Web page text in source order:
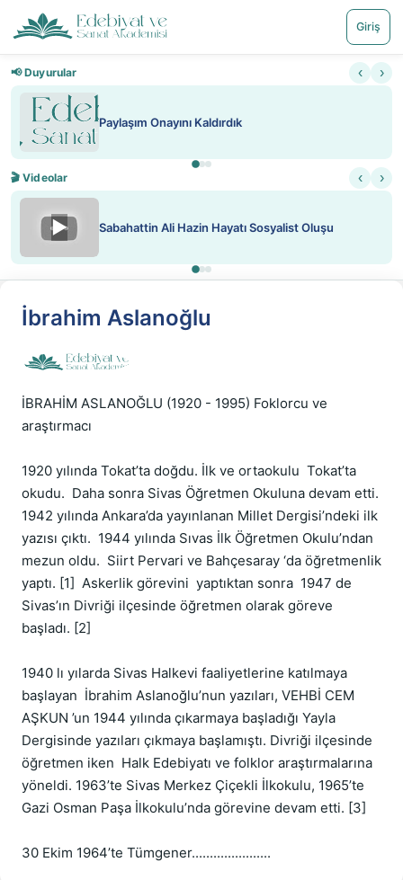
Giriş
📢 Duyurular ‹ ›
Paylaşım Onayını Kaldırdık
🎬 Videolar ‹ ›
▶ Sabahattin Ali Hazin Hayatı Sosyalist Oluşu
İbrahim Aslanoğlu
İBRAHİM ASLANOĞLU (1920 - 1995) Foklorcu ve
araştırmacı
1920 yılında Tokat’ta doğdu. İlk ve ortaokulu  Tokat’ta
okudu.  Daha sonra Sivas Öğretmen Okuluna devam etti.
1942 yılında Ankara’da yayınlanan Millet Dergisi’ndeki ilk
yazısı çıktı.  1944 yılında Sıvas İlk Öğretmen Okulu’ndan
mezun oldu.  Siirt Pervari ve Bahçesaray ‘da öğretmenlik
yaptı. [1]  Askerlik görevini  yaptıktan sonra  1947 de
Sivas’ın Divriği ilçesinde öğretmen olarak göreve
başladı. [2]
1940 lı yılarda Sivas Halkevi faaliyetlerine katılmaya
başlayan  İbrahim Aslanoğlu’nun yazıları, VEHBİ CEM
AŞKUN ’un 1944 yılında çıkarmaya başladığı Yayla
Dergisinde yazıları çıkmaya başlamıştı. Divriği ilçesinde
öğretmen iken  Halk Edebiyatı ve folklor araştırmalarına
yöneldi. 1963’te Sivas Merkez Çiçekli İlkokulu, 1965’te
Gazi Osman Paşa İlkokulu’nda görevine devam etti. [3]